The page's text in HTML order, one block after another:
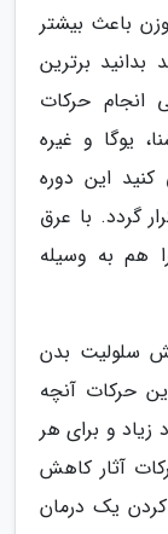
باعث بیشتر
برترین
حرکات
یوگا و غیره
این دوره
گردد. با عرق
هم به وسیله
سلولیت بدن
حرکات آنچه
زیاد و برای هر
آثار کاهش
یک درمان